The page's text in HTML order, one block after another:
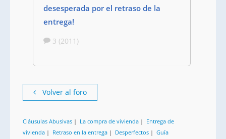
desesperada por el retraso de la
entrega!
3 (2011)
Volver al foro
Cláusulas Abusivas | La compra de vivienda | Entrega de
vivienda | Retraso en la entrega | Desperfectos | Guía